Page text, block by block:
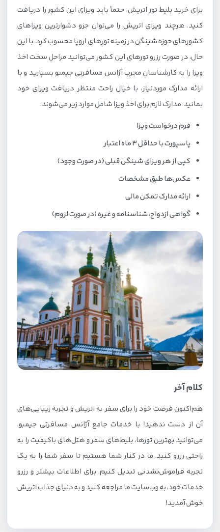
برای خرید بلیط تور اتریش، حتماً باید ویزای این کشور را دریافت
کنید. هرچند ویزای اتریش را می‌توان جزو دشوارترین ویزاهای
کشورهای حوزه شینگن در زمینه تورهای اروپا محسوب کرد. با این
حال، در صورت رزرو تورهای این کشور می‌توانید مراحل سخت اخذ
ویزا را به کارشناسان مجرب آژانس‌ مسافرتی جیمبو بسپارید و با
ارائه مدارک موردنیاز، با خیال راحت منتظر دریافت ویزای خود
بمانید. مدارک لازم برای اخذ ویزا شامل موارد زیر می‌شوند:
فرم درخواست ویزا
پاسپورت با حداقل 3 ماه اعتبار
کپی از هر ویزای شینگن قبلی (در صورت وجود)
عکس‌ها طبق مشخصات
ارائه مدارک تمکن مالی
گواهی ازدواج، شناسنامه و غیره (در صورت لزوم)
کلام آخر
هم‌اکنون فرصت خود را برای سفر به اتریش و تجربه زیبایی‌های
آن از دست ندهید! با خدمات جامع آژانس مسافرتی جیمبو،
می‌توانید بهترین تورها، بلیط‌های سفر و هتل‌های باکیفیت را به
راحتی رزرو کنید. ما در کنار شما هستیم تا سفر شما را به یک
تجربه فراموش‌نشدنی تبدیل کنیم. برای اطلاعات بیشتر و رزرو
خدمات خود، به وب‌سایت ما مراجعه کنید و به دنیای جذاب اتریش
خوش آمدید!